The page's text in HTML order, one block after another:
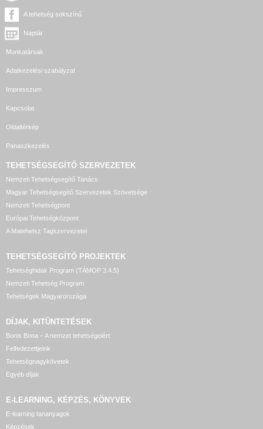
A tehetség sokszínű
Naptár
Munkatársak
Adatkezelési szabályzat
Impresszum
Kapcsolat
Oldaltérkép
Panaszkezelés
TEHETSÉGSEGÍTŐ SZERVEZETEK
Nemzeti Tehetségsegítő Tanács
Magyar Tehetségsegítő Szervezetek Szövetsége
Nemzeti Tehetségpont
Európai Tehetségközpont
A Matehetsz Tagszervezetei
TEHETSÉGSEGÍTŐ PROJEKTEK
Tehetséghidak Program (TÁMOP 3.4.5)
Nemzeti Tehetség Program
Tehetségek Magyarországa
DÍJAK, KITÜNTETÉSEK
Bonis Bona – A nemzet tehetségeiért
Felfedezettjeink
Tehetségnagykövetek
Egyéb díjak
E-LEARNING, KÉPZÉS, KÖNYVEK
E-learning tananyagok
Képzések